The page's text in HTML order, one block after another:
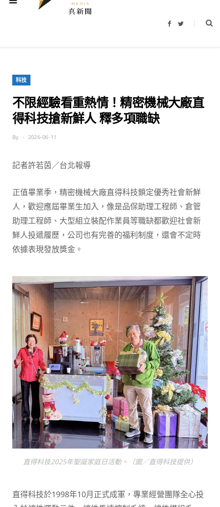
F
b
T
t
科技
不限經驗看重熱情！精密機械大廠直
得科技搶新鮮人 釋多項職缺
By 2026-06-11
記者許若茵／台北報導
正值畢業季，精密機械大廠直得科技鎖定優秀社會新鮮
人，歡迎應屆畢業生加入，像是品保助理工程師、倉管
助理工程師、大型組立裝配作業員等職缺都歡迎社會新
鮮人投遞履歷，公司也有完善的福利制度，還會不定時
依據表現發放獎金。
直得科技2025年聖誕家庭日活動。（圖／直得科技提供）
直得科技於1998年10月正式成軍，專業經營團隊全心投